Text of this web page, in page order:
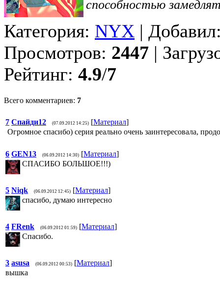
способностью
Категория: NYX |
Просмотров: 2447 |
Рейтинг: 4.9/7
Всего комментариев: 7
7 Спайди12 (07.09.2012 14:25) [Материал]
Огромное спасибо) серия реально очень заинтересовала,
6 GEN13 (06.09.2012 14:30) [Материал]
СПАСИБО БОЛЬШОЕ!!!)
5 Niqk (06.09.2012 12:45) [Материал]
спасибо, думаю интересно
4 FRenk (06.09.2012 01:59) [Материал]
Спасибо.
3 asusa (06.09.2012 00:53) [Материал]
вышка